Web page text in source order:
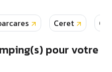
Ceret
pour votre